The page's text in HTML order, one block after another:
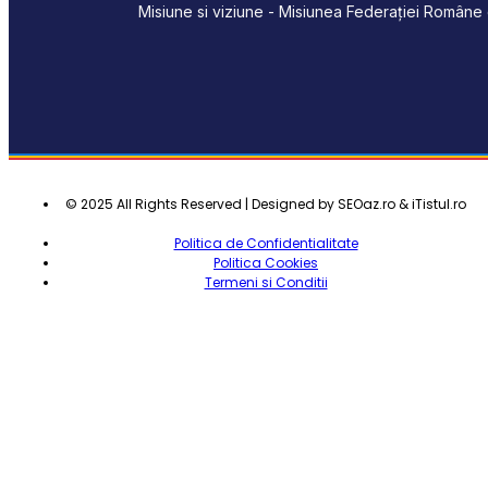
Misiune si viziune - Misiunea Federației
© 2025 All Rights Reserved | Designed by SEOaz.ro & iTistul.ro
Politica de Confidentialitate
Politica Cookies
Termeni si Conditii